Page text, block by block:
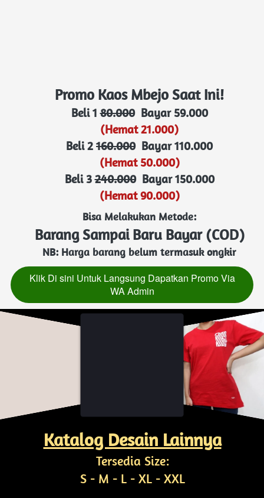
Promo Kaos Mbejo Saat Ini!
Beli 1 80.000
  Bayar 59.000
(Hemat 21.000)
Beli 2 160.000
  Bayar 110.000
(Hemat 50.000)
Beli 3 240.000
  Bayar 150.000
(Hemat 90.000)
Bisa Melakukan Metode:
Barang Sampai Baru Bayar (COD)
NB: Harga barang belum termasuk ongkir
Klik Di sini Untuk Langsung Dapatkan Promo Via
WA Admin
Katalog Desain Lainnya
Tersedia Size:
S - M - L - XL - XXL